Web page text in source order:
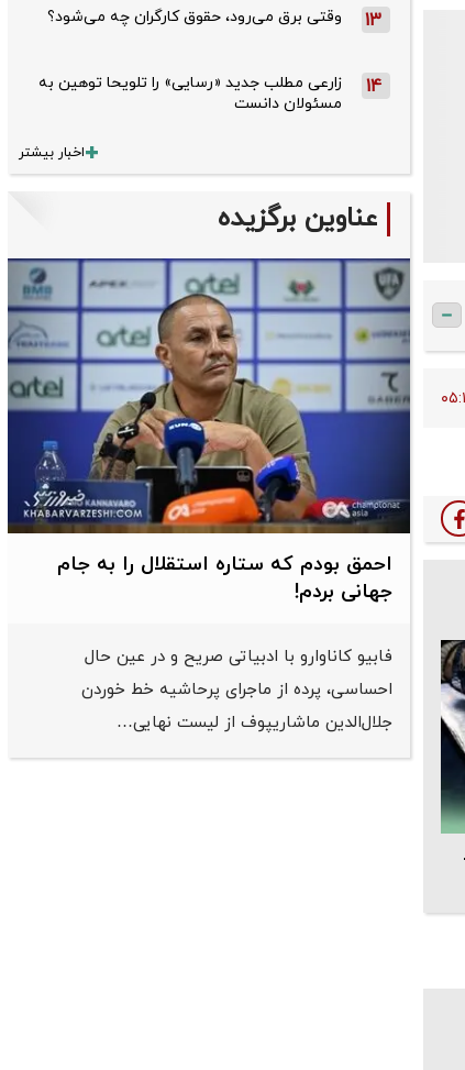
13 وقتی برق می‌رود، حقوق کارگران چه می‌شود؟
14
زارعی مطلب جدید «رسایی» را تلویحا توهین به
مسئولان دانست
اخبار بیشتر
عناوین برگزیده
احمق بودم که ستاره استقلال را به جام
جهانی بردم!
فابیو کاناوارو با ادبیاتی صریح و در عین حال
احساسی، پرده از ماجرای پرحاشیه خط خوردن
جلال‌الدین ماشاریپوف از لیست نهایی…